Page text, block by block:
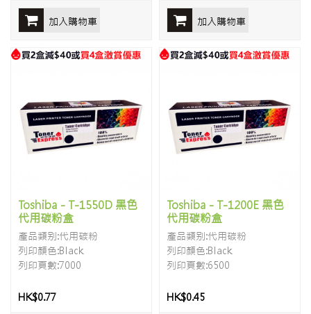
加入購物車 加入購物車
Toshiba - T-1550D 黑色
代用碳粉盒
產品類别:代用碳粉
列印顏色:Black
列印頁數:7000
HK$0.77
Toshiba - T-1200E 黑色
代用碳粉盒
產品類别:代用碳粉
列印顏色:Black
列印頁數:6500
HK$0.45